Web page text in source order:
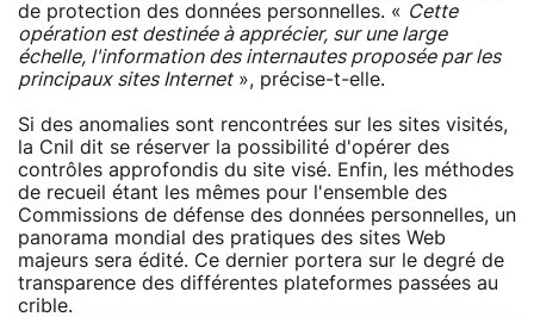
de protection des données personnelles. « Cette
opération est destinée à apprécier, sur une large
échelle, l'information des internautes proposée par les
principaux sites Internet», précise-t-elle.
Si des anomalies sont rencontrées sur les sites visités,
la Cnil dit se réserver la possibilité d'opérer des
contrôles approfondis du site visé. Enfin, les méthodes
de recueil étant les mêmes pour l'ensemble des
Commissions de défense des données personnelles, un
panorama mondial des pratiques des sites Web
majeurs sera édité. Ce dernier portera sur le degré de
transparence des différentes plateformes passées au
crible.